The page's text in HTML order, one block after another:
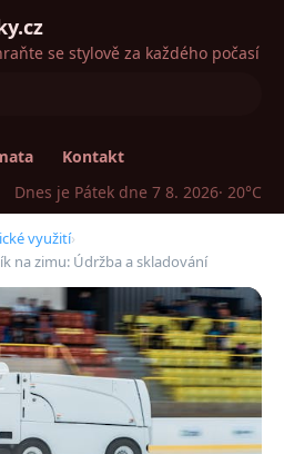
se stylově za každého počasí
Kontakt
Dnes je Pátek dne 7 8. 2026· 20°C
využití›
na zimu: Údržba a skladování